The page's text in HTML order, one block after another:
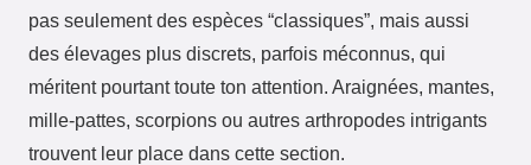
pas seulement des espèces “classiques”, mais aussi
des élevages plus discrets, parfois méconnus, qui
méritent pourtant toute ton attention. Araignées, mantes,
mille-pattes, scorpions ou autres arthropodes intrigants
trouvent leur place dans cette section.